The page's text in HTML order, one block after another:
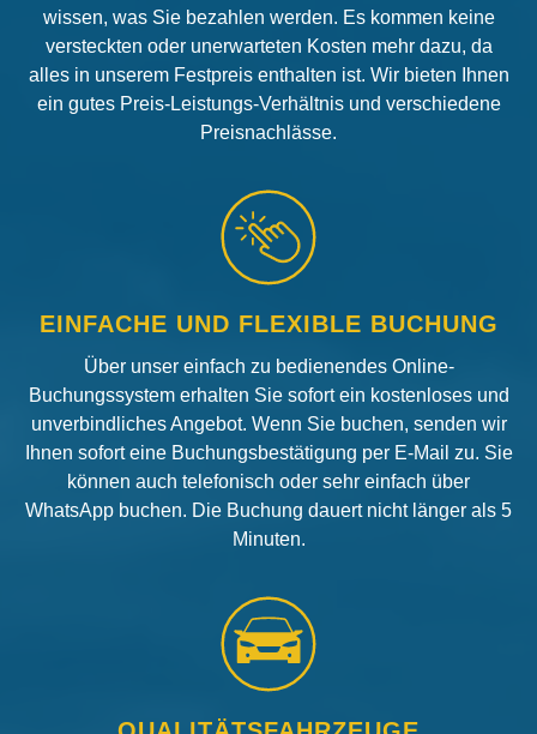
wissen, was Sie bezahlen werden. Es kommen keine
versteckten oder unerwarteten Kosten mehr dazu, da
alles in unserem Festpreis enthalten ist. Wir bieten Ihnen
ein gutes Preis-Leistungs-Verhältnis und verschiedene
Preisnachlässe.
EINFACHE UND FLEXIBLE BUCHUNG
Über unser einfach zu bedienendes Online-
Buchungssystem erhalten Sie sofort ein kostenloses und
unverbindliches Angebot. Wenn Sie buchen, senden wir
Ihnen sofort eine Buchungsbestätigung per E-Mail zu. Sie
können auch telefonisch oder sehr einfach über
WhatsApp buchen. Die Buchung dauert nicht länger als 5
Minuten.